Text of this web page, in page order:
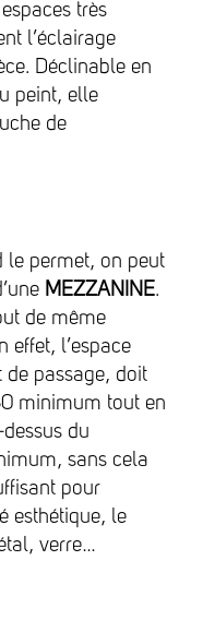
très
l’éclairage
Déclinable en
peint, elle
de
le permet, on peut
MEZZANINE.
de même
effet, l’espace
de passage, doit
minimum tout en
du
sans cela
pour
esthétique, le
verre…